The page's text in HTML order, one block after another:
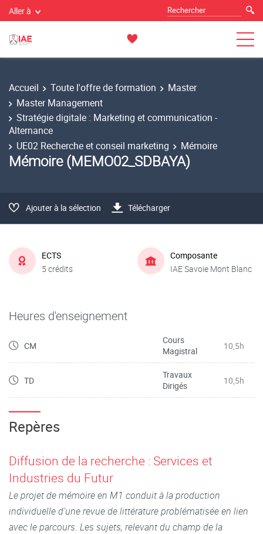
Aller à
Accueil Toute l'offre de formation
Master
Master Management
Stratégie digitale : Marketing et communication -
Alternance
UE02 Recherche et conseil marketing
Mémoire
Mémoire (MEMO02_SDBAYA)
Ajouter à la sélection Télécharger
ECTS
5 crédits
Composante
IAE Savoie Mont Blanc
Heures d'enseignement
CM
Cours
Magistral
10,5h
TD
Travaux
Dirigés
10,5h
Repères
Diffusion de la recherche : Services et
Industries du Futur
Le projet de mémoire en M1 conduit à la production
individuelle d'une revue de littérature problématisée en lien
avec le parcours. Les sujets, relevant du champ de la